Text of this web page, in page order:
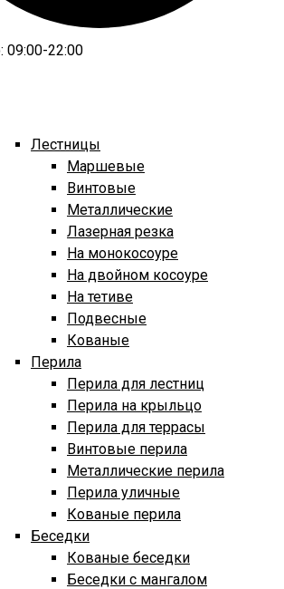
09:00-22:00
Лестницы
Маршевые
Винтовые
Металлические
Лазерная резка
На монокосоуре
На двойном косоуре
На тетиве
Подвесные
Кованые
Перила
Перила для лестниц
Перила на крыльцо
Перила для террасы
Винтовые перила
Металлические перила
Перила уличные
Кованые перила
Беседки
Кованые беседки
Беседки с мангалом